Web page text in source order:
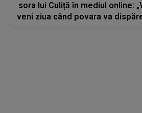
sora lui Culiță în mediul online:
veni ziua când povara va